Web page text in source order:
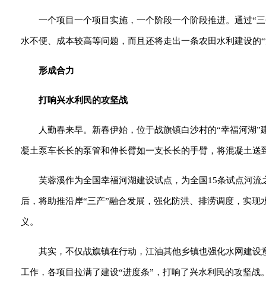
一个项目一个项目实施，一个阶段一个阶段推进。通过“
水不便、成本较高等问题，而且还将走出一条农田水利建设的
形成合力
打响兴水利民的攻坚战
人勤春来早。新春伊始，位于战旗镇白沙村的“幸福河湖
凝土泵车长长的泵管和伸长臂如一支长长的手臂，将混凝土送
芙蓉溪作为全国幸福河湖建设试点，为全国15条试点河
后，将助推沿岸“三产”融合发展，强化防洪、排涝调度，实
义。
其实，不仅战旗镇在行动，江油其他乡镇也强化水网建
工作，各项目拉满了建设“进度条”，打响了兴水利民的攻坚战